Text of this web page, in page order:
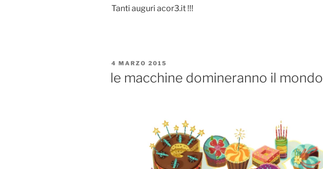
Tanti auguri acor3.it !!!
PUBBLICATO
IL
4 MARZO 2015
le macchine domineranno il mondo